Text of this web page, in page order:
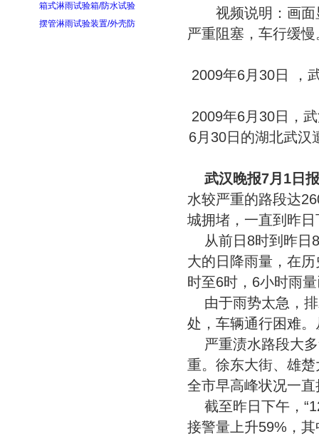
箱式淋雨试验箱/防水试验
摆管淋雨试验装置/外壳防
视频说明：画面
严重阻塞，车行缓慢
2009年6月30日 ，
2009年6月30日，
6月30日的湖北武汉
武汉晚报7月1
水较严重的路段达
城拥堵，一直到昨
从前日8时到昨日
大的日降雨量，在
时至6时，6小时雨
由于雨势太急，
处，车辆通行困难
严重渍水路段大
重。徐东大街、雄
全市早高峰状况一
截至昨日下午，
接警量上升59%，